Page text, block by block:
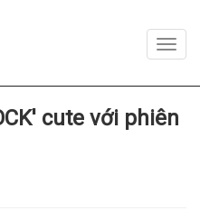
cute với phiên